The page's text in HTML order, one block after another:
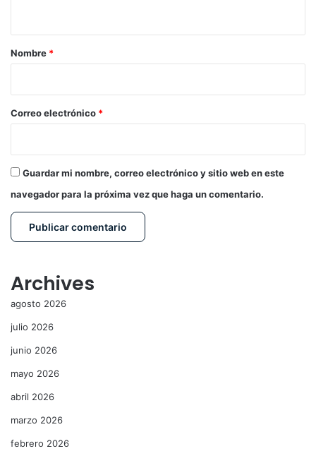
r
*
Nombre *
Correo electrónico *
Guardar mi nombre, correo electrónico y sitio web en este
navegador para la próxima vez que haga un comentario.
Archives
agosto 2026
julio 2026
junio 2026
mayo 2026
abril 2026
marzo 2026
febrero 2026